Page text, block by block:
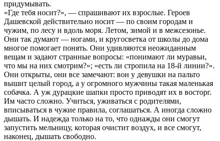
придумывать.
«Где тебя носит?», — спрашивают их взрослые. Героев
Дашевской действительно носит — по своим городам и
чужим, по лесу и вдоль моря. Летом, зимой и в межсезонье.
Они так думают — ногами, и кругосветка от школы до дома
многое помогает понять. Они удивляются неожиданным
вещам и задают странные вопросы: «понимают ли муравьи,
что мы на них смотрим?»; «есть ли стропила на 18-й линии?».
Они открыты, они все замечают: вон у девушки на пальто
вышит целый город, а у огромного мужчины такая маленькая
собачка. А уж дурацкие шапки просто приводят их в восторг.
Им часто сложно. Учиться, уживаться с родителями,
вписываться в чужие правила, соглашаться. А иногда сложно
дышать. И надежда только на то, что однажды они смогут
запустить мельницу, которая очистит воздух, и все смогут,
наконец, дышать свободно.